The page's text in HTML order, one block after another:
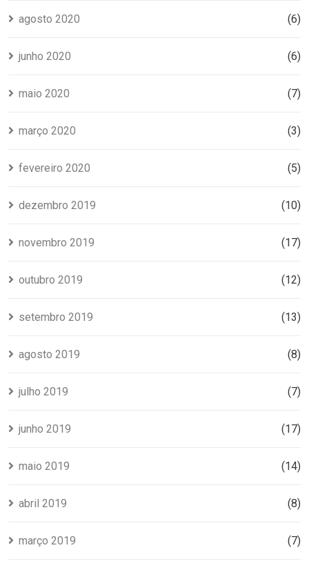
agosto 2020 (6)
junho 2020 (6)
maio 2020 (7)
março 2020 (3)
fevereiro 2020 (5)
dezembro 2019 (10)
novembro 2019 (17)
outubro 2019 (12)
setembro 2019 (13)
agosto 2019 (8)
julho 2019 (7)
junho 2019 (17)
maio 2019 (14)
abril 2019 (8)
março 2019 (7)